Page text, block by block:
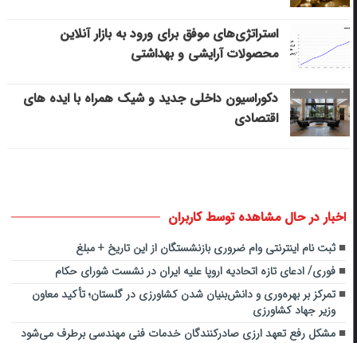
استراتژی‌های موفق برای ورود به بازار آنلاین
محصولات آرایشی و بهداشتی
دکوراسیون داخلی جدید و شیک همراه با ایده های
اقتصادی
اخبار در حال مشاهده توسط کاربران
ثبت‌ نام اینترنتی وام ضروری بازنشستگان از این تاریخ + مبلغ
فوری/ ادعای تازه اتحادیه اروپا علیه ایران در نشست شورای حکام
تمرکز بر بهره‌وری و دانش‌بنیان شدن کشاورزی در گلستان؛ تأکید معاون
وزیر جهاد کشاورزی
مشکل رفع تعهد ارزی صادرکنندگان خدمات فنی‌ مهندسی برطرف می‌شود